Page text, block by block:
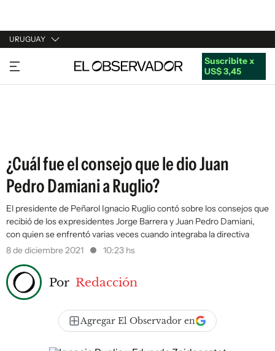
URUGUAY
URUGUAY
ARGENTINA
Suscribite x
US$ 3,45
¿Cuál fue el consejo que le dio Juan
Pedro Damiani a Ruglio?
El presidente de Peñarol Ignacio Ruglio contó sobre los consejos que
recibió de los expresidentes Jorge Barrera y Juan Pedro Damiani,
con quien se enfrentó varias veces cuando integraba la directiva
8 de diciembre 2021
10:23 hs
Por Redacción
Agregar El Observador en